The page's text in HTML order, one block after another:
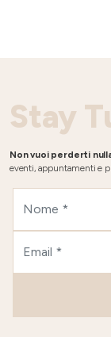
Stay
Non vuoi perderti
eventi, appuntamenti e